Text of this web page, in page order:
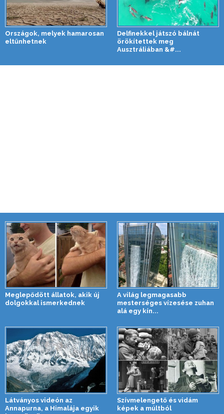
Országok, melyek hamarosan
eltűnhetnek
Delfinekkel játszó bálnát
örökítettek meg
Ausztráliában &#...
Meglepődött állatok, akik új
dolgokkal ismerkednek
A világ legmagasabb
mesterséges vízesése zuhan
alá egy kín...
Látványos videón az
Annapurna, a Himalája egyik
Szívmelengető és vidám
képek a múltból